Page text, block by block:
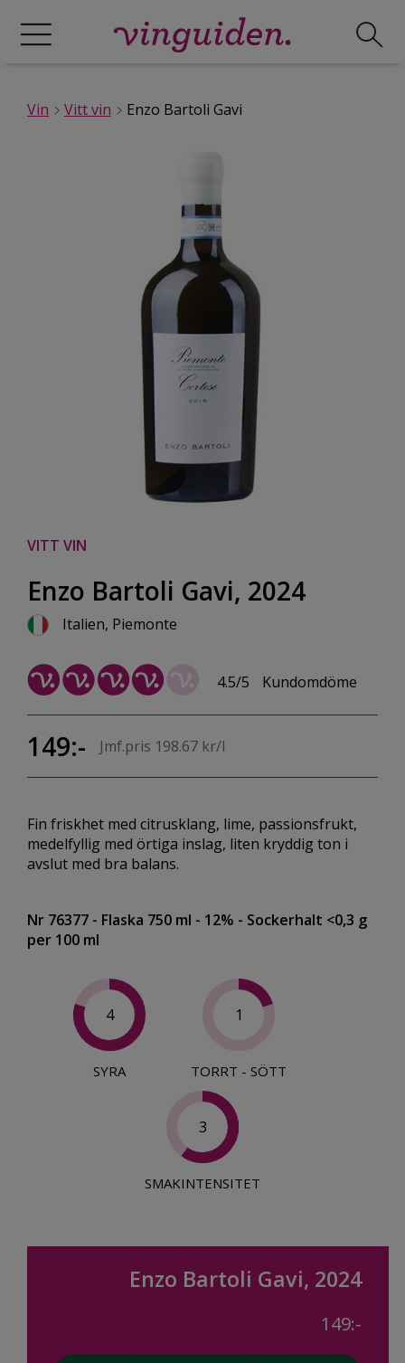
Vin Vitt vin Enzo Bartoli Gavi
VITT VIN
Enzo Bartoli Gavi, 2024
Italien, Piemonte
4.5/5 Kundomdöme
149:- Jmf.pris 198.67 kr/l
Fin friskhet med citrusklang, lime, passionsfrukt,
medelfyllig med örtiga inslag, liten kryddig ton i
avslut med bra balans.
Nr 76377 - Flaska 750 ml - 12% - Sockerhalt <0,3 g
per 100 ml
4
SYRA
1
TORRT - SÖTT
3
SMAKINTENSITET
Enzo Bartoli Gavi, 2024
149:-